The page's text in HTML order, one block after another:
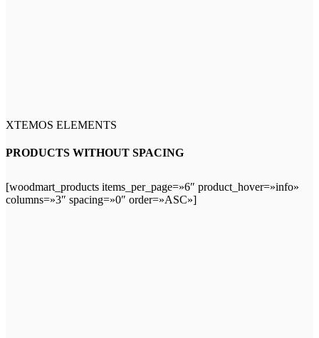
XTEMOS ELEMENTS
PRODUCTS WITHOUT SPACING
[woodmart_products items_per_page=»6″ product_hover=»info»
columns=»3″ spacing=»0″ order=»ASC»]